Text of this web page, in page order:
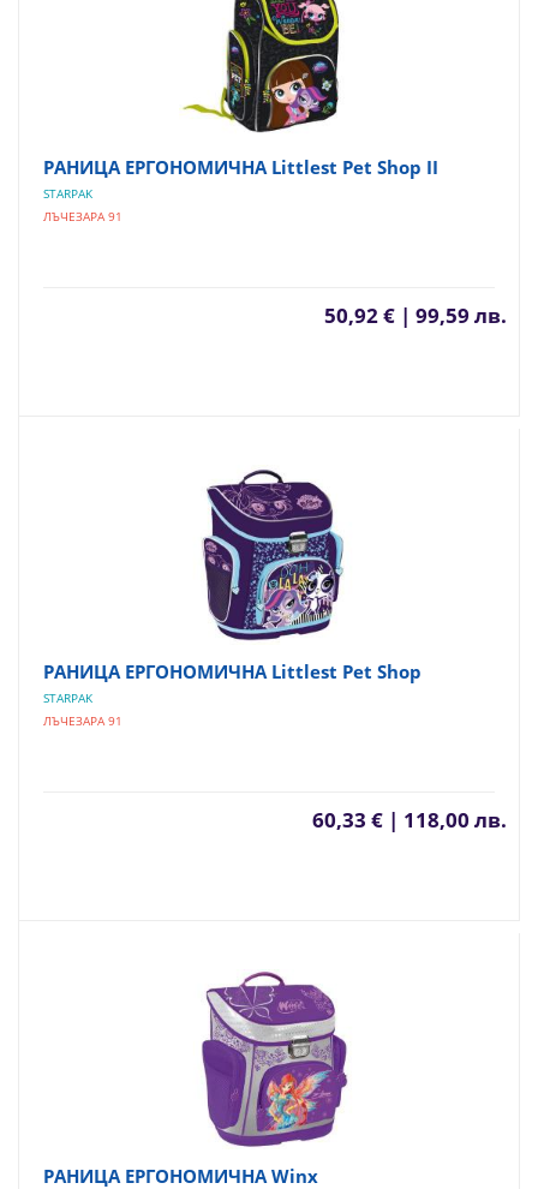
РАНИЦА ЕРГОНОМИЧНА Littlest Pet Shop II
STARPAK
ЛЪЧЕЗАРА 91
50,92 € | 99,59 лв.
РАНИЦА ЕРГОНОМИЧНА Littlest Pet Shop
STARPAK
ЛЪЧЕЗАРА 91
60,33 € | 118,00 лв.
РАНИЦА ЕРГОНОМИЧНА Winx